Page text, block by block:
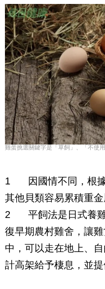
雞蛋挑選關鍵字是「草飼」、「不使
1
因國情不同，根
其他貝類容易累積重金
2 平飼法是日式養
復早期農村雞舍，讓
中，可以走在地上、
計高架給予棲息，並提